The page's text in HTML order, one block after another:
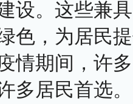
设。这些兼
色，为居民
情期间，许
多居民首选。